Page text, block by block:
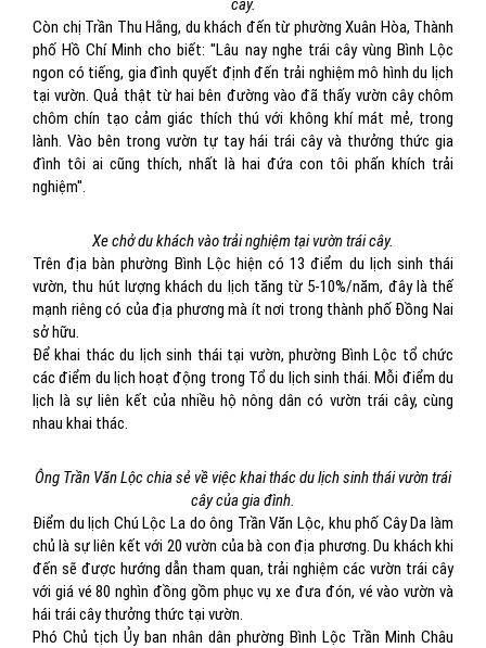
cây.
Còn chị Trần Thu Hằng, du khách đến từ phường Xuân Hòa, Thành
phố Hồ Chí Minh cho biết: ''Lâu nay nghe trái cây vùng Bình Lộc
ngon có tiếng, gia đình quyết định đến trải nghiệm mô hình du lịch
tại vườn. Quả thật từ hai bên đường vào đã thấy vườn cây chôm
chôm chín tạo cảm giác thích thú với không khí mát mẻ, trong
lành. Vào bên trong vườn tự tay hái trái cây và thưởng thức gia
đình tôi ai cũng thích, nhất là hai đứa con tôi phấn khích trải
nghiệm''.
Xe chở du khách vào trải nghiệm tại vườn trái cây.
Trên địa bàn phường Bình Lộc hiện có 13 điểm du lịch sinh thái
vườn, thu hút lượng khách du lịch tăng từ 5-10%/năm, đây là thế
mạnh riêng có của địa phương mà ít nơi trong thành phố Đồng Nai
sở hữu.
Để khai thác du lịch sinh thái tại vườn, phường Bình Lộc tổ chức
các điểm du lịch hoạt động trong Tổ du lịch sinh thái. Mỗi điểm du
lịch là sự liên kết của nhiều hộ nông dân có vườn trái cây, cùng
nhau khai thác.
Ông Trần Văn Lộc chia sẻ về việc khai thác du lịch sinh thái vườn trái
cây của gia đình.
Điểm du lịch Chú Lộc La do ông Trần Văn Lộc, khu phố Cây Da làm
chủ là sự liên kết với 20 vườn của bà con địa phương. Du khách khi
đến sẽ được hướng dẫn tham quan, trải nghiệm các vườn trái cây
với giá vé 80 nghìn đồng gồm phục vụ xe đưa đón, vé vào vườn và
hái trái cây thưởng thức tại vườn.
Phó Chủ tịch Ủy ban nhân dân phường Bình Lộc Trần Minh Châu